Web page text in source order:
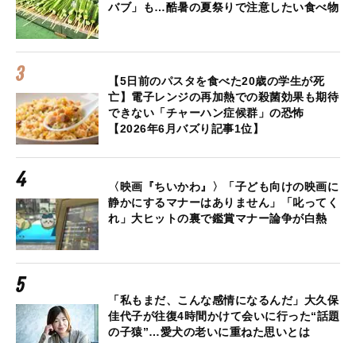
バブ」も…酷暑の夏祭りで注意したい食べ物
【5日前のパスタを食べた20歳の学生が死
亡】電子レンジの再加熱での殺菌効果も期待
できない「チャーハン症候群」の恐怖
【2026年6月バズり記事1位】
〈映画『ちいかわ』〉「子ども向けの映画に
静かにするマナーはありません」「叱ってく
れ」大ヒットの裏で鑑賞マナー論争が白熱
「私もまだ、こんな感情になるんだ」大久保
佳代子が往復4時間かけて会いに行った“話題
の子猿”…愛犬の老いに重ねた思いとは